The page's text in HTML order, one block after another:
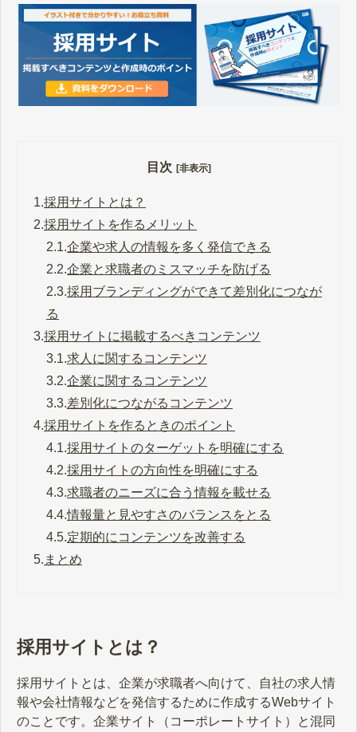
目次 [非表示]
1.採用サイトとは？
2.採用サイトを作るメリット
2.1.企業や求人の情報を多く発信できる
2.2.企業と求職者のミスマッチを防げる
2.3.採用ブランディングができて差別化につなが
る
3.採用サイトに掲載するべきコンテンツ
3.1.求人に関するコンテンツ
3.2.企業に関するコンテンツ
3.3.差別化につながるコンテンツ
4.採用サイトを作るときのポイント
4.1.採用サイトのターゲットを明確にする
4.2.採用サイトの方向性を明確にする
4.3.求職者のニーズに合う情報を載せる
4.4.情報量と見やすさのバランスをとる
4.5.定期的にコンテンツを改善する
5. まとめ
採用サイトとは？
採用サイトとは、企業が求職者へ向けて、自社の求人情
報や会社情報などを発信するために作成するWebサイト
のことです。企業サイト（コーポレートサイト）と混同